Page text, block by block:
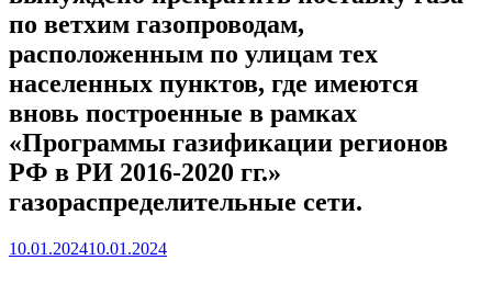
по ветхим газопроводам,
расположенным по улицам тех
населенных пунктов, где имеются
вновь построенные в рамках
«Программы газификации регионов
РФ в РИ 2016-2020 гг.»
газораспределительные сети.
10.01.202410.01.2024